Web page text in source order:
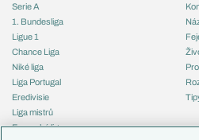
Serie A
1. Bundesliga
Ligue 1
Chance Liga
Niké liga
Liga Portugal
Eredivisie
Liga mistrů
Evropská liga